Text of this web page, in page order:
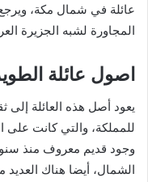
عائلة في شمال مكة،
المجاورة لشبه الجزيرة
اصول عائلة
يعود أصل هذه العائلة إلى
للمملكة، والتي كانت على
وجود قديم معروف منذ
الشمال، أيضا هناك